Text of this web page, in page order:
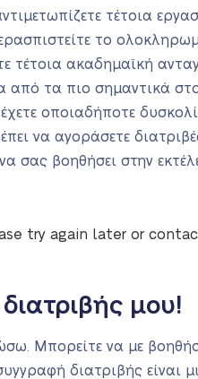
τέτοια
το
τέτοια ακαδημαϊκή
τα πιο σημαντικά
οποιαδήποτε
να αγοράσετε
σας βοηθήσει στην
try again later or
μου!
Μπορείτε να με
διατριβής είναι